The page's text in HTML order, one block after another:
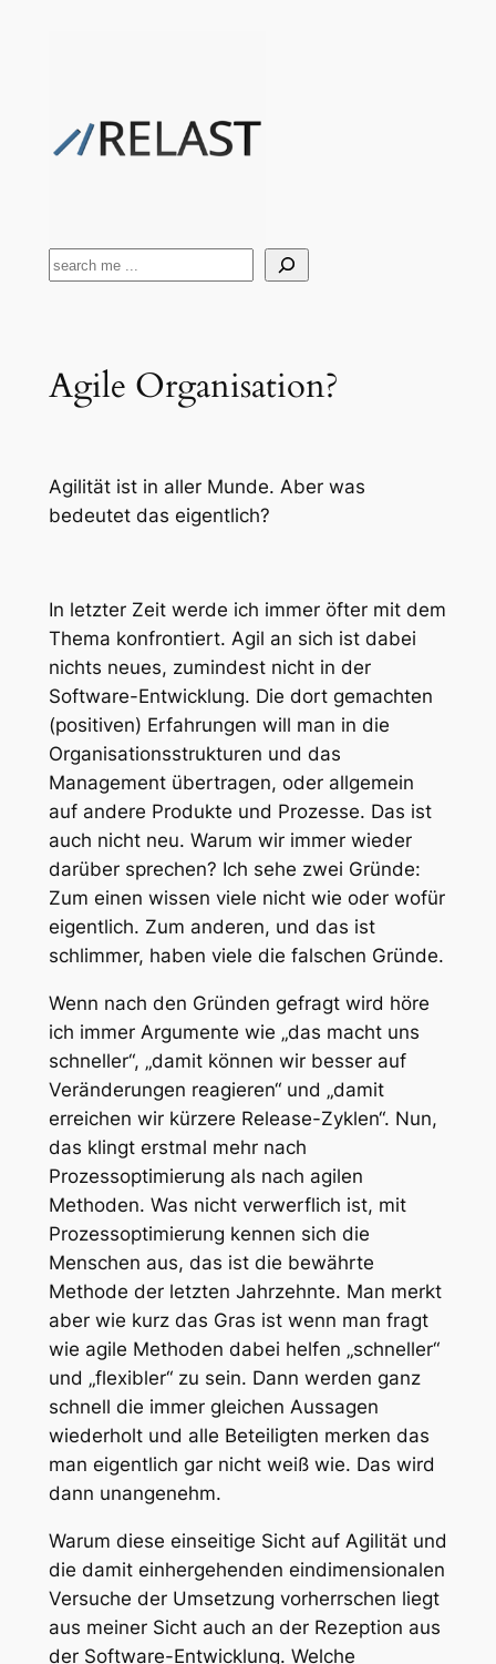
Suchen
Agile Organisation?
Agilität ist in aller Munde. Aber was
bedeutet das eigentlich?
In letzter Zeit werde ich immer öfter mit dem
Thema konfrontiert. Agil an sich ist dabei
nichts neues, zumindest nicht in der
Software-Entwicklung. Die dort gemachten
(positiven) Erfahrungen will man in die
Organisationsstrukturen und das
Management übertragen, oder allgemein
auf andere Produkte und Prozesse. Das ist
auch nicht neu. Warum wir immer wieder
darüber sprechen? Ich sehe zwei Gründe:
Zum einen wissen viele nicht wie oder wofür
eigentlich. Zum anderen, und das ist
schlimmer, haben viele die falschen Gründe.
Wenn nach den Gründen gefragt wird höre
ich immer Argumente wie „das macht uns
schneller“, „damit können wir besser auf
Veränderungen reagieren“ und „damit
erreichen wir kürzere Release-Zyklen“. Nun,
das klingt erstmal mehr nach
Prozessoptimierung als nach agilen
Methoden. Was nicht verwerflich ist, mit
Prozessoptimierung kennen sich die
Menschen aus, das ist die bewährte
Methode der letzten Jahrzehnte. Man merkt
aber wie kurz das Gras ist wenn man fragt
wie agile Methoden dabei helfen „schneller“
und „flexibler“ zu sein. Dann werden ganz
schnell die immer gleichen Aussagen
wiederholt und alle Beteiligten merken das
man eigentlich gar nicht weiß wie. Das wird
dann unangenehm.
Warum diese einseitige Sicht auf Agilität und
die damit einhergehenden eindimensionalen
Versuche der Umsetzung vorherrschen liegt
aus meiner Sicht auch an der Rezeption aus
der Software-Entwicklung. Welche